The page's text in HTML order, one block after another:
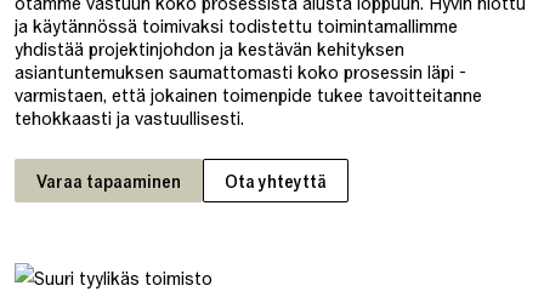
ja käytännössä toimivaksi todistettu toimintamallimme
yhdistää projektinjohdon ja kestävän kehityksen
asiantuntemuksen saumattomasti koko prosessin läpi -
varmistaen, että jokainen toimenpide tukee tavoitteitanne
tehokkaasti ja vastuullisesti.
Varaa tapaaminen Ota yhteyttä